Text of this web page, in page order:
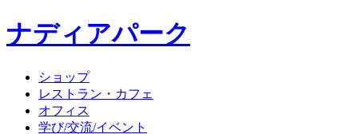
ナディアパーク
ショップ
レストラン・カフェ
オフィス
学び/交流/イベント